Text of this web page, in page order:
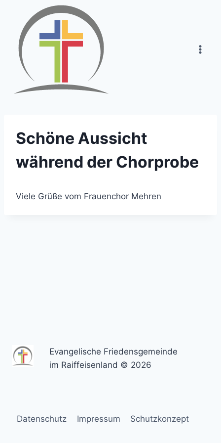
springen
Schöne Aussicht
während der Chorprobe
Viele Grüße vom Frauenchor Mehren
Evangelische Friedensgemeinde
im Raiffeisenland © 2026
Datenschutz Impressum Schutzkonzept